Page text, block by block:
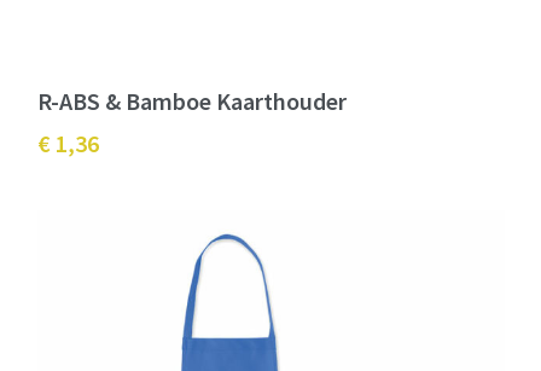
R-ABS & Bamboe Kaarthouder
€ 1,36